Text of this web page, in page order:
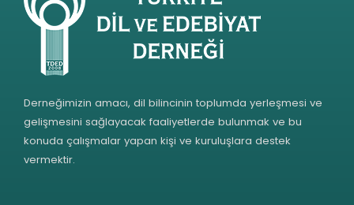
Derneğimizin amacı, dil bilincinin toplumda yerleşmesi ve
gelişmesini sağlayacak faaliyetlerde bulunmak ve bu
konuda çalışmalar yapan kişi ve kuruluşlara destek
vermektir.